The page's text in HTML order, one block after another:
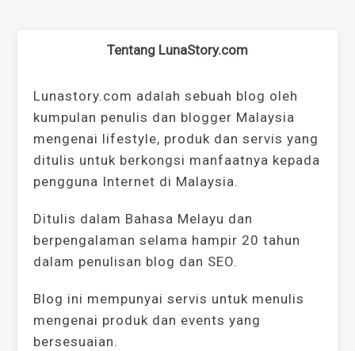
Tentang LunaStory.com
Lunastory.com adalah sebuah blog oleh
kumpulan penulis dan blogger Malaysia
mengenai lifestyle, produk dan servis yang
ditulis untuk berkongsi manfaatnya kepada
pengguna Internet di Malaysia.
Ditulis dalam Bahasa Melayu dan
berpengalaman selama hampir 20 tahun
dalam penulisan blog dan SEO.
Blog ini mempunyai servis untuk menulis
mengenai produk dan events yang
bersesuaian.